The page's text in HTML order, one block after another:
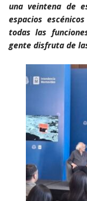
una veintena de
espacios
todas las
gente disfruta de